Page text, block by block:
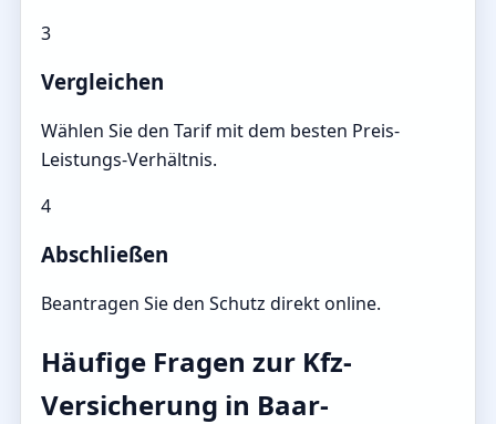
3
Vergleichen
Wählen Sie den Tarif mit dem besten Preis-
Leistungs-Verhältnis.
4
Abschließen
Beantragen Sie den Schutz direkt online.
Häufige Fragen zur Kfz-
Versicherung in Baar-